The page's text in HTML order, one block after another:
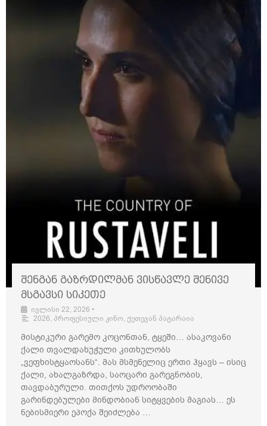
შენგან გაზრდილმან ვისწავლე შენივე
მსგავსი სიკეთე
ივლისი 22, 2026 •
2026, პროფესიული კინო, ქეთევან პატარაია
მისტიკური გარემო კოცონთან, ტყეში… ასაკოვანი
ქალი თვალდახუჭული კითხულობს
„ვეფხისტყაოსანს“. მას მსმენელიც ერთი ჰყავს – ისიც
ქალი, ახალგაზრდა, საოცარი გარეგნობის,
თავდაბურული. თითქოს უდროობაში
გარინდებულები მინდობიან სიტყვების მაგიას… ეს
ნებისმიერი ეპოქა შეიძლება …